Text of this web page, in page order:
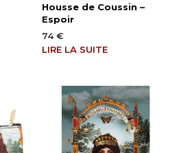
Housse de Coussin –
Espoir
74€
LIRE LA SUITE